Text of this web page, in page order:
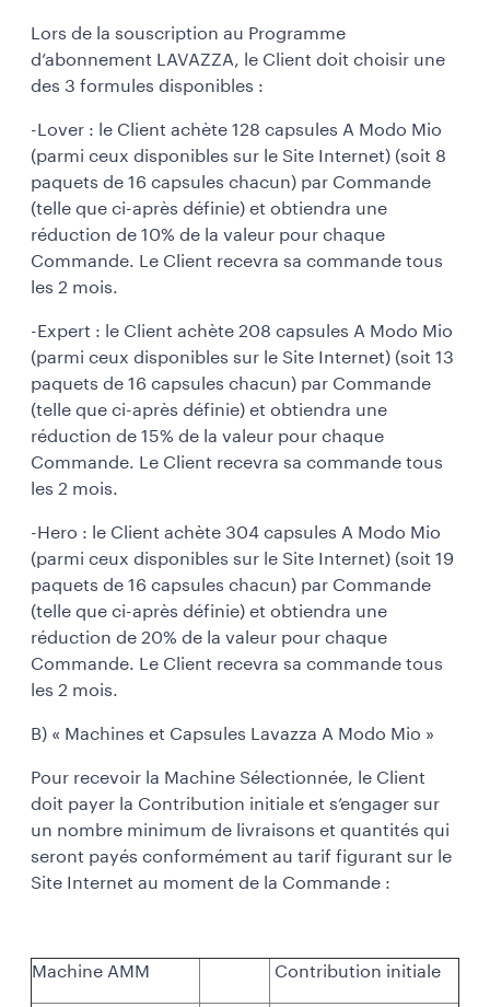
Lors de la souscription au Programme
d’abonnement LAVAZZA, le Client doit choisir une
des 3 formules disponibles :
-Lover : le Client achète 128 capsules A Modo Mio
(parmi ceux disponibles sur le Site Internet) (soit 8
paquets de 16 capsules chacun) par Commande
(telle que ci-après définie) et obtiendra une
réduction de 10% de la valeur pour chaque
Commande. Le Client recevra sa commande tous
les 2 mois.
-Expert : le Client achète 208 capsules A Modo Mio
(parmi ceux disponibles sur le Site Internet) (soit 13
paquets de 16 capsules chacun) par Commande
(telle que ci-après définie) et obtiendra une
réduction de 15% de la valeur pour chaque
Commande. Le Client recevra sa commande tous
les 2 mois.
-Hero : le Client achète 304 capsules A Modo Mio
(parmi ceux disponibles sur le Site Internet) (soit 19
paquets de 16 capsules chacun) par Commande
(telle que ci-après définie) et obtiendra une
réduction de 20% de la valeur pour chaque
Commande. Le Client recevra sa commande tous
les 2 mois.
B) « Machines et Capsules Lavazza A Modo Mio »
Pour recevoir la Machine Sélectionnée, le Client
doit payer la Contribution initiale et s’engager sur
un nombre minimum de livraisons et quantités qui
seront payés conformément au tarif figurant sur le
Site Internet au moment de la Commande :
Machine AMM Contribution initiale